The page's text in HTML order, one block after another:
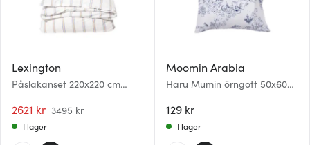
Lexington
Påslakanset 220x220 cm
vit/blå/beige
2621 kr 3495 kr
I lager
Moomin Arabia
Haru Mumin örngott 50x60
129 kr
I lager